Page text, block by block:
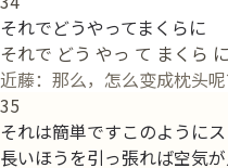
それでどうやってまくらに
それで どう やっ て まくら に
近藤：那么，怎么变成枕头呢
35
それは簡単ですこのように
長いほうを引っ張れば空気